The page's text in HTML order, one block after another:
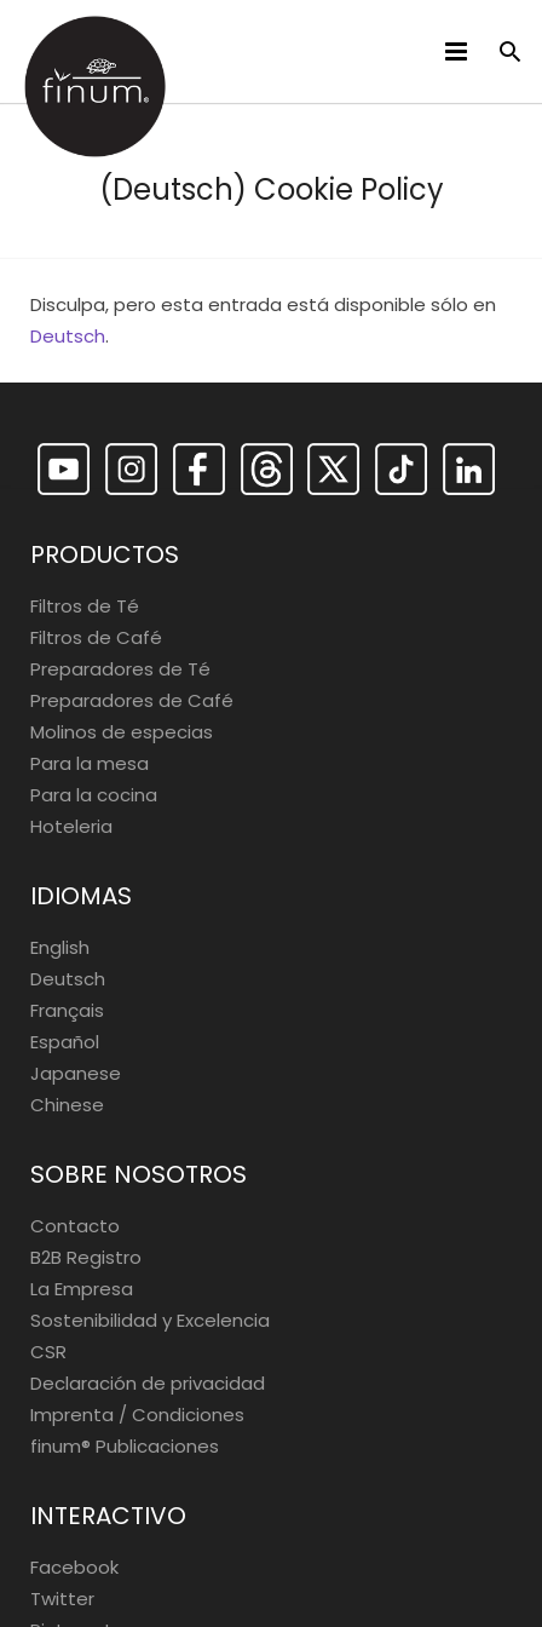
PRODUCTOS
IDIOMAS
(Deutsch) Cookie Policy
Disculpa, pero esta entrada está disponible sólo en
Deutsch.
PRODUCTOS
Filtros de Té
Filtros de Café
Preparadores de Té
Preparadores de Café
Molinos de especias
Para la mesa
Para la cocina
Hoteleria
IDIOMAS
English
Deutsch
Français
Español
Japanese
Chinese
SOBRE NOSOTROS
Contacto
B2B Registro
La Empresa
Sostenibilidad y Excelencia
CSR
Declaración de privacidad
Imprenta / Condiciones
finum®️ Publicaciones
INTERACTIVO
Facebook
Twitter